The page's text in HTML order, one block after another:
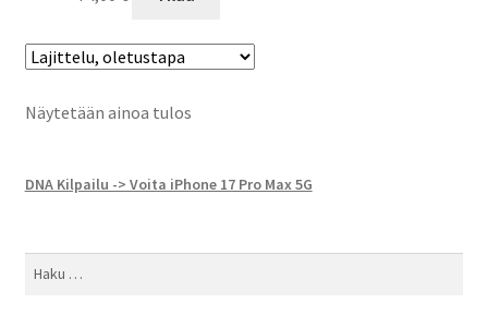
Näytetään ainoa tulos
DNA Kilpailu -> Voita iPhone 17 Pro Max 5G
Haku: